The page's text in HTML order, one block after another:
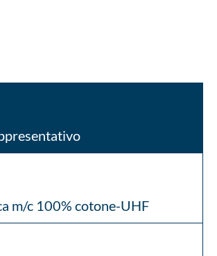
m/c 100% cotone-UHF